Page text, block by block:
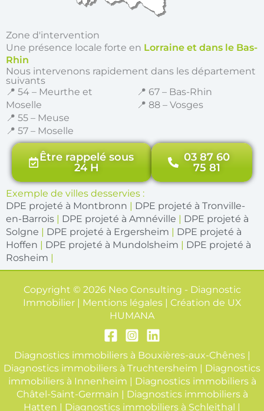
Zone d'intervention
Une présence locale forte en Lorraine et dans le Bas-
Rhin
Nous intervenons rapidement dans les département
suivants
📍 54 – Meurthe et
Moselle
📍 55 – Meuse
📍 57 – Moselle
📍 67 – Bas-Rhin
📍 88 – Vosges
Être rappelé sous
24 H
03 87 60
75 81
Exemple de villes desservies :
DPE projeté à Montbronn | DPE projeté à Tronville-
en-Barrois | DPE projeté à Amnéville | DPE projeté à
Solgne | DPE projeté à Ergersheim | DPE projeté à
Hoffen | DPE projeté à Mundolsheim | DPE projeté à
Rosheim |
Copyright © 2026 Neo Consulting - Diagnostic
Immobilier | Mentions légales | Création de UX
HUMANA
Diagnostics immobiliers à Bouxières-aux-Chênes|
Diagnostics immobiliers à Truchtersheim | Diagnostics
immobiliers à Innenheim | Diagnostics immobiliers à
Châtel-Saint-Germain | Diagnostics immobiliers à
Hatten | Diagnostics immobiliers à Schleithal |